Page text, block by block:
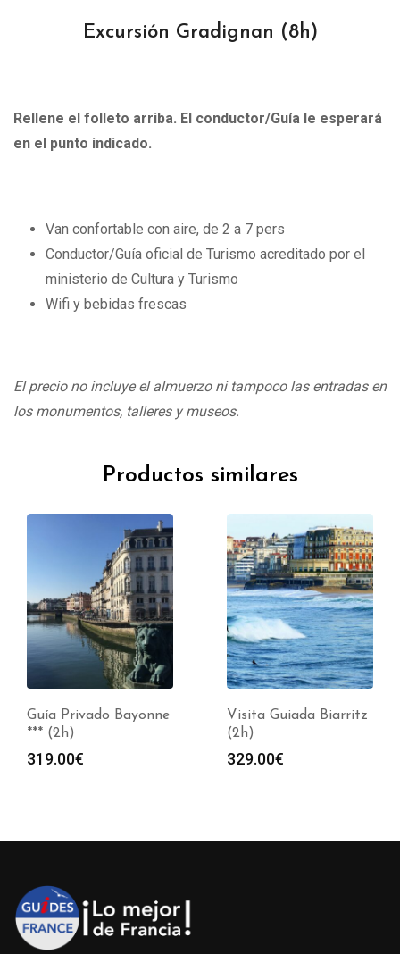
Excursión Gradignan (8h)
Rellene el folleto arriba. El conductor/Guía le esperará
en el punto indicado.
Van confortable con aire, de 2 a 7 pers
Conductor/Guía oficial de Turismo acreditado por el
ministerio de Cultura y Turismo
Wifi y bebidas frescas
El precio no incluye el almuerzo ni tampoco las entradas en
los monumentos, talleres y museos.
Productos similares
Guía Privado Bayonne
*** (2h)
319.00€
Visita Guiada Biarritz
(2h)
329.00€